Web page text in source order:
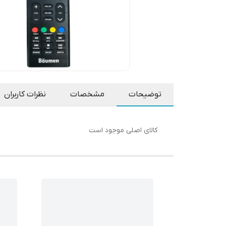
توضیحات مشخصات نظرات کاربران
کالای اصلی موجود است